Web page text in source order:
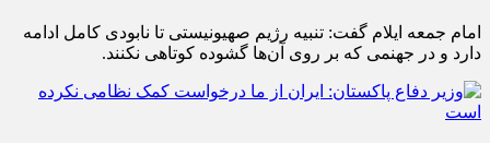
امام جمعه ایلام گفت: تنبیه رژیم صهیونیستی تا نابودی کامل ادامه
دارد و در جهنمی که بر روی آن‌ها گشوده کوتاهی نکنند.